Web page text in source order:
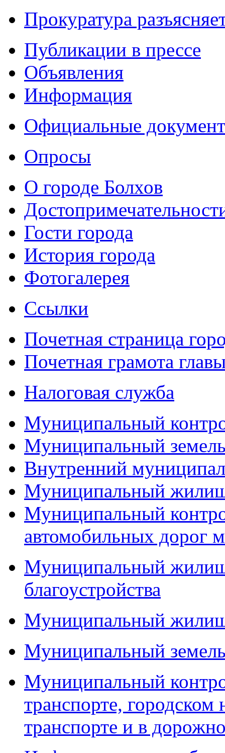
Прокуратура
Публикации в прессе
Объявления
Информация
Официальные
Опросы
О городе Болхов
Гости города
История города
Фотогалерея
Ссылки
Почетная страница
Почетная грамота
Налоговая служба
Муниципальный
Муниципальный
Внутренний
Муниципальный
Муниципальный
автомобильных дорог
Муниципальный
благоустройства
Муниципальный
Муниципальный
Муниципальный
транспорте, городском
транспорте и в